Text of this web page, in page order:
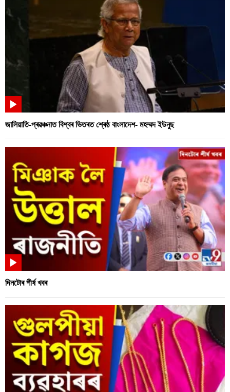
জালিয়াতি-প্ৰৱঞ্চনাত বিশ্বৰ ভিতৰত শ্ৰেষ্ঠ বাংলাদেশ- মহম্মদ ইউনুছ
দিনটোৰ শীৰ্ষ খবৰ